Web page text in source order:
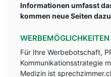
Informationen umfasst
kommen neue Seiten
Für Ihre Werbebotschaft,
Kommunikationsstrategie
Medizin ist